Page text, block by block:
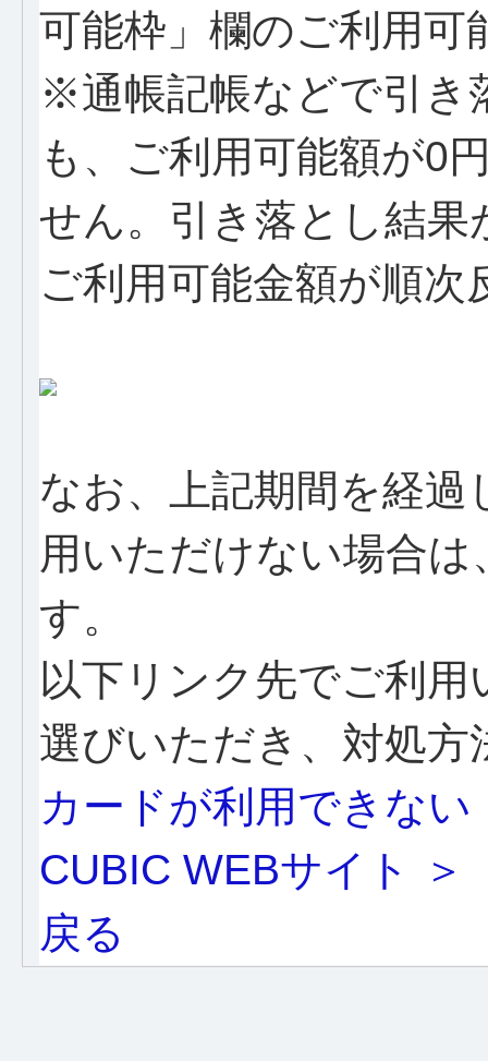
可能枠」欄のご利用可
※通帳記帳などで引き
も、ご利用可能額が0
せん。引き落とし結
ご利用可能金額が順次
なお、上記期間を経
用いただけない場合
す。
以下リンク先でご利
選びいただき、対処
カードが利用できな
CUBIC WEBサイト ＞
戻る